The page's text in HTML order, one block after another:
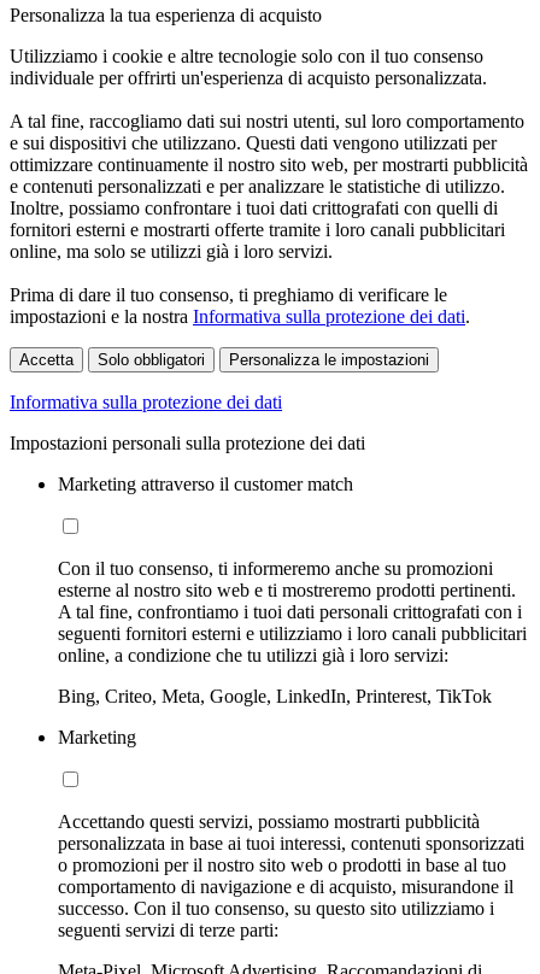
Personalizza la tua esperienza di acquisto
Utilizziamo i cookie e altre tecnologie solo con il tuo consenso
individuale per offrirti un'esperienza di acquisto personalizzata.
A tal fine, raccogliamo dati sui nostri utenti, sul loro comportamento
e sui dispositivi che utilizzano. Questi dati vengono utilizzati per
ottimizzare continuamente il nostro sito web, per mostrarti pubblicità
e contenuti personalizzati e per analizzare le statistiche di utilizzo.
Inoltre, possiamo confrontare i tuoi dati crittografati con quelli di
fornitori esterni e mostrarti offerte tramite i loro canali pubblicitari
online, ma solo se utilizzi già i loro servizi.
Prima di dare il tuo consenso, ti preghiamo di verificare le
impostazioni e la nostra Informativa sulla protezione dei dati.
Accetta Solo obbligatori Personalizza le impostazioni
Informativa sulla protezione dei dati
Impostazioni personali sulla protezione dei dati
Marketing attraverso il customer match
Con il tuo consenso, ti informeremo anche su promozioni
esterne al nostro sito web e ti mostreremo prodotti pertinenti.
A tal fine, confrontiamo i tuoi dati personali crittografati con i
seguenti fornitori esterni e utilizziamo i loro canali pubblicitari
online, a condizione che tu utilizzi già i loro servizi:
Bing, Criteo, Meta, Google, LinkedIn, Printerest, TikTok
Marketing
Accettando questi servizi, possiamo mostrarti pubblicità
personalizzata in base ai tuoi interessi, contenuti sponsorizzati
o promozioni per il nostro sito web o prodotti in base al tuo
comportamento di navigazione e di acquisto, misurandone il
successo. Con il tuo consenso, su questo sito utilizziamo i
seguenti servizi di terze parti: